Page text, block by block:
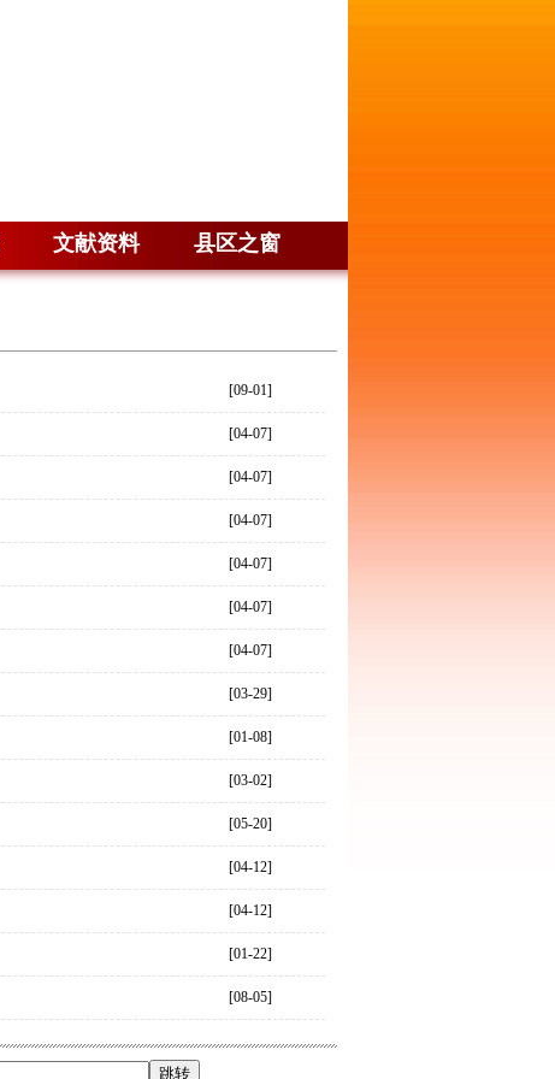
文献资料 县区之窗
[09-01]
[04-07]
[04-07]
[04-07]
[04-07]
[04-07]
[04-07]
[03-29]
[01-08]
[03-02]
[05-20]
[04-12]
[04-12]
[01-22]
[08-05]